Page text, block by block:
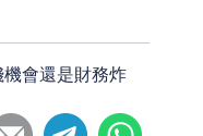
會還是財務炸